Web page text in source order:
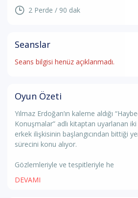
2 Perde / 90 dak
Seanslar
Seans bilgisi henüz açıklanmadı.
Oyun Özeti
Yılmaz Erdoğan’ın kaleme aldığı
Konuşmalar” adlı kitaptan uyarlanan
erkek ilişkisinin başlangıcından bittiği
sürecini konu alıyor.
Gözlemleriyle ve tespitleriyle he
DEVAMI